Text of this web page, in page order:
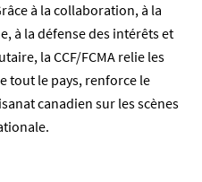
à la collaboration, à la
à la défense des intérêts et
la CCF/FCMA relie les
tout le pays, renforce le
canadien sur les scènes